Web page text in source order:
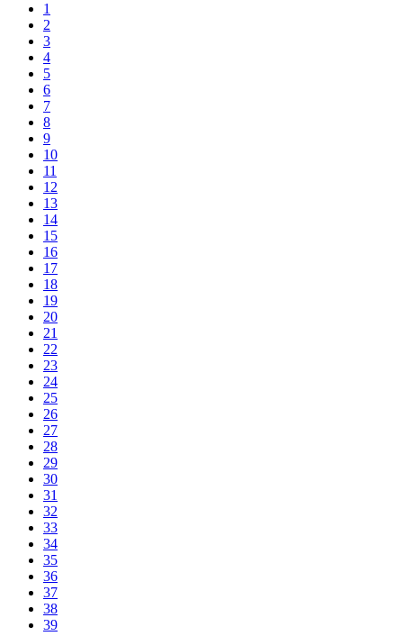
1
2
3
4
5
6
7
8
9
10
11
12
13
14
15
16
17
18
19
20
21
22
23
24
25
26
27
28
29
30
31
32
33
34
35
36
37
38
39